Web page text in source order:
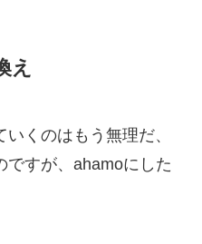
え
くのはもう無理だ、
ですが、ahamoにした